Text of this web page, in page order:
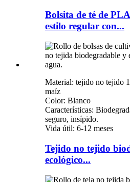
Bolsita de té de
estilo regular con...
Material: tejido no tejido
maíz
Color: Blanco
Características:
seguro, insípido.
Vida útil: 6-12 meses
Tejido no tejido
ecológico...